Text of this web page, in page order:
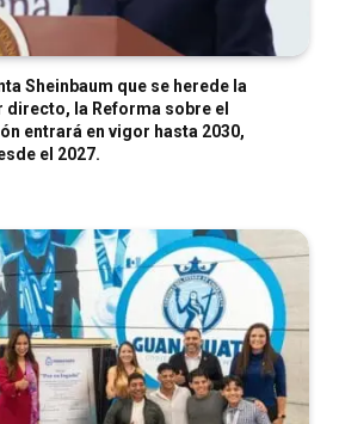
Sheinbaum que se herede la
la Reforma sobre el
entrará en vigor hasta 2030,
el 2027.